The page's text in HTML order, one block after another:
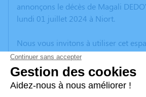
annonçons le décès de Magali
lundi 01 juillet 2024 à Niort.
Nous vous invitons à utiliser cet
vos condoléances, partager des
anecdote ou exprimer vos pensées à
poèmes ou des textes. Cet endroit
d'expression dédié à honorer la